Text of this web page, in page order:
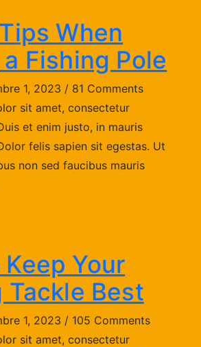
When
Fishing Pole
1, 2023 / 81 Comments
sit amet, consectetur
et enim justo, in mauris
felis sapien sit egestas. Ut
non sed faucibus mauris
Your
Tackle Best
1, 2023 / 105 Comments
sit amet, consectetur